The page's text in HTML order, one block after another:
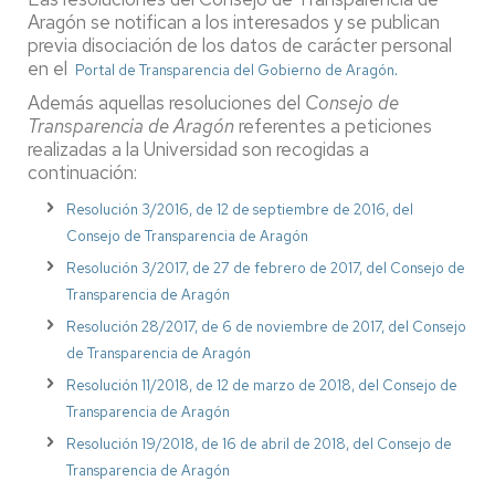
Aragón se notifican a los interesados y se publican
previa disociación de los datos de carácter personal
en el Portal de Transparencia del Gobierno de Aragón.
Además aquellas resoluciones del Consejo de
Transparencia de Aragónreferentes a peticiones
realizadas a la Universidad son recogidas a
continuación:
Resolución 3/2016, de 12 de septiembre de 2016, del
Consejo de Transparencia de Aragón
Resolución 3/2017, de 27 de febrero de 2017, del Consejo de
Transparencia de Aragón
Resolución 28/2017, de 6 de noviembre de 2017, del Consejo
de Transparencia de Aragón
Resolución 11/2018, de 12 de marzo de 2018, del Consejo de
Transparencia de Aragón
Resolución 19/2018, de 16 de abril de 2018, del Consejo de
Transparencia de Aragón